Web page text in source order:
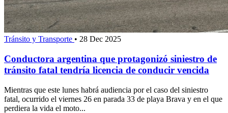
Tránsito y Transporte • 28 Dec 2025
Conductora argentina que protagonizó siniestro de
tránsito fatal tendría licencia de conducir vencida
Mientras que este lunes habrá audiencia por el caso del siniestro
fatal, ocurrido el viernes 26 en parada 33 de playa Brava y en el que
perdiera la vida el moto...